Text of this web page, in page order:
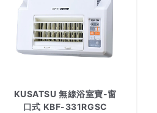
KUSATSU 無線浴室寶-窗
口式 KBF-331RGSC